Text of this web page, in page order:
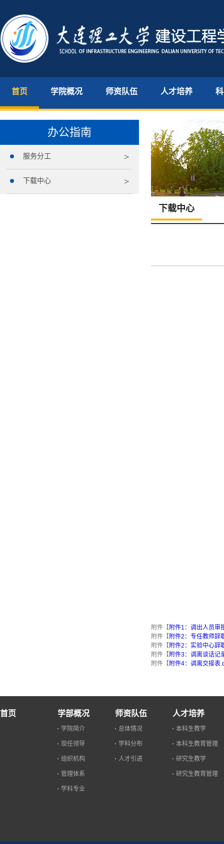
首页 学院概况 师资队伍 人才培养
办公指南
服务分工
下载中心
下载中心
附件【附件1：调出人员审
附件【附件2：专任教师辞
附件【附件2：实验中心辞
附件【附件3：调离谈话记
附件【附件4：调离交接表
首页 学部概况
学院简介
现任领导
组织机构
管理体系
学科专业
师资队伍
总体情况
学科分布
人才引进
人才培养
本科生教学
本科生教育管理
研究生教学
研究生教育管理